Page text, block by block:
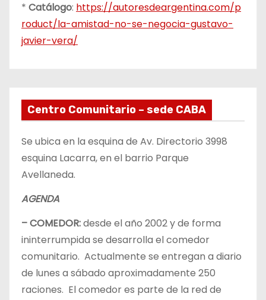
* Catálogo: https://autoresdeargentina.com/p
roduct/la-amistad-no-se-negocia-gustavo-
javier-vera/
Centro Comunitario – sede CABA
Se ubica en la esquina de Av. Directorio 3998
esquina Lacarra, en el barrio Parque
Avellaneda.
AGENDA
– COMEDOR:desde el año 2002 y de forma
ininterrumpida se desarrolla el comedor
comunitario. Actualmente se entregan a diario
de lunes a sábado aproximadamente 250
raciones. El comedor es parte de la red de